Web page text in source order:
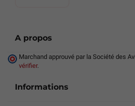
A propos
Marchand approuvé par la Société des
vérifier.
Informations